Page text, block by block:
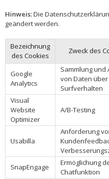
Hinweis:Die
geändert werden.
Bezeichnung
des Cookies
Zweck des
Google
Analytics
Sammlung und
von Daten
Surfverhalten
Visual
Website
Optimizer
A/B-Testing
Usabilla
Anforderung
SnapEngage
Ermöglichung
Chatfunktion